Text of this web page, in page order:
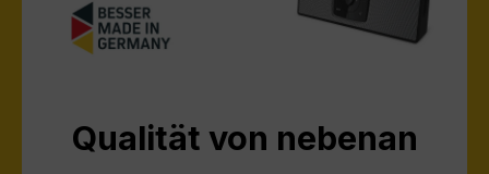
Qualität von nebenan